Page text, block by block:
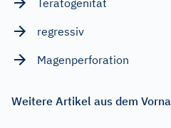
regressiv
Magenperforation
Weitere Artikel aus dem